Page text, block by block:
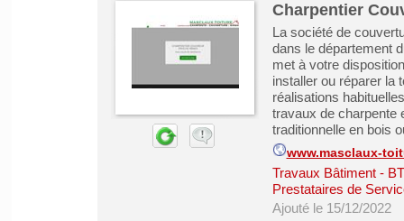
Charpentier
La société de
dans le département
met à votre
installer ou réparer la
réalisations
travaux de charpente
traditionnelle en bois
www.masclaux-
Travaux Bâtiment -
Prestataires de
Ajouté le 15/12/2022